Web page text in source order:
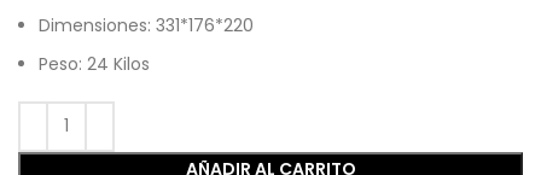
Dimensiones: 331*176*220
Peso: 24 Kilos
AÑADIR AL CARRITO